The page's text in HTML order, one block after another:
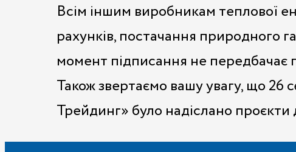
Всім іншим виробникам теплової
рахунків, постачання природного
момент підписання не передбачає
Також звертаємо вашу увагу, що
Трейдинг» було надіслано